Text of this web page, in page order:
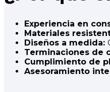
Experiencia en
Materiales
Diseños a medida:
Terminaciones de
Cumplimiento de
Asesoramiento